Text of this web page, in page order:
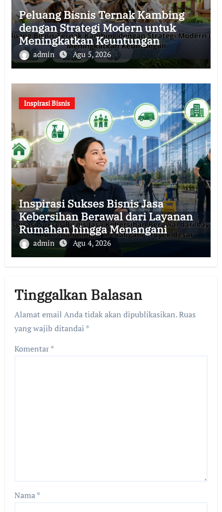
Peluang Bisnis Ternak Kambing
dengan Strategi Modern untuk
Meningkatkan Keuntungan
admin Agu 5, 2026
Inspirasi Bisnis
Inspirasi Sukses Bisnis Jasa
Kebersihan Berawal dari Layanan
Rumahan hingga Menangani
Proyek Besar
admin Agu 4, 2026
Tinggalkan Balasan
Alamat email Anda tidak akan dipublikasikan.Ruas
yang wajib ditandai *
Komentar*
Nama*